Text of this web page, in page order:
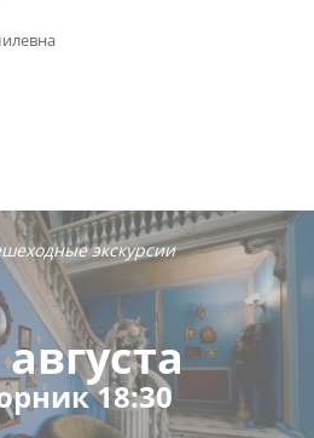
экскурсии
18:30